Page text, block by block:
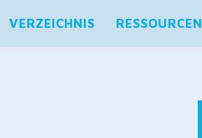
VERZEICHNIS RESSOURCEN